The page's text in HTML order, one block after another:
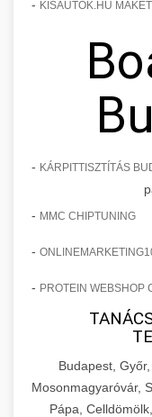
- KISAUTOK.HU
- KÁRPITTISZTÍTÁS
- MMC CHIPTUNING
-
- PROTEIN WEBSHOP
Budapest,
Mosonmagyaróvár,
Pápa,